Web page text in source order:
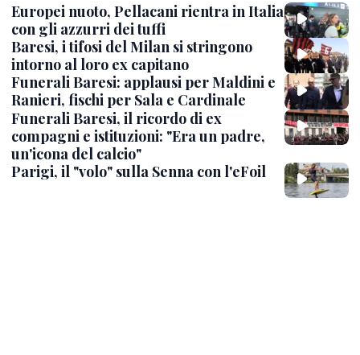
Europei nuoto, Pellacani rientra in Italia
con gli azzurri dei tuffi
Baresi, i tifosi del Milan si stringono
intorno al loro ex capitano
Funerali Baresi: applausi per Maldini e
Ranieri, fischi per Sala e Cardinale
Funerali Baresi, il ricordo di ex
compagni e istituzioni: "Era un padre,
un'icona del calcio"
Parigi, il "volo" sulla Senna con l'eFoil